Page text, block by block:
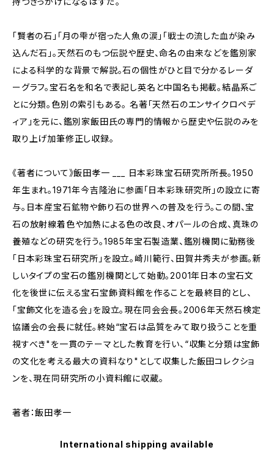
「賢者の石」「月の雫が宿った人魚の涙」「戦士の流した血が染み
込んだ石」。天然石のもつ伝説や歴史、命名の由来などを鑑別家
による科学的な背景で解説。石の個性がひと目で分かるレーダ
ーグラフ。宝石名を和名で表記し英名と中国名も掲載。結晶系ご
とに分類。色別の索引もある。 名著「天然石のエンサイクロペデ
ィア」を元に、鑑別家飯田氏の専門的情報から歴史や伝説のみを
取り上げ加筆修正し収録。
《著者について》飯田孝一 ___ 日本彩珠宝石研究所所長。1950
年生まれ。1971年今吉隆治に参画「日本彩珠研究所」の設立に寄
与。日本産宝石鉱物や飾り石の世界への普及を行う。この間、宝
石の放射線着色や加熱による色の改良、オパールの合成、真珠の
養殖などの研究を行う。1985年宝石製造業、鑑別機関に勤務後
「日本彩珠宝石研究所」を設立。崎川範行、田賀井秀夫が参画。新
しいタイプの宝石の鑑別機関として始動。2001年日本の宝石文
化を後世に伝える宝石宝飾資料館を作ることを最終目的とし、
「宝飾文化を造る会」を設立。現在同会会長。2006年天然石検定
協議会の会長に就任。終始“宝石は品質をみて取り扱うことを重
視すべき"を一貫のテーマとした教育を行い、“収集と分類は宝飾
の文化を考える最大の資料なり"として収集した飯田コレクショ
ンを、現在同研究所の小資料館に収蔵。
著者：飯田孝一
International shipping available